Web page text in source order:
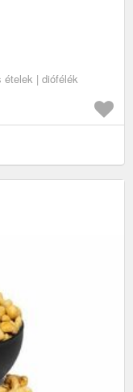
ételek | diófélék